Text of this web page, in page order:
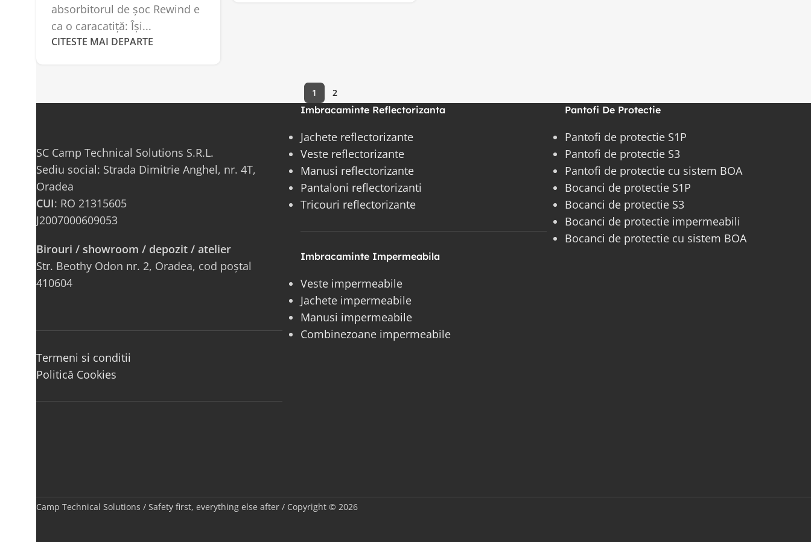
absorbitorul de șoc Rewind e
ca o caracatiță: Își...
CITESTE MAI DEPARTE
1 2
SC Camp Technical Solutions S.R.L.
Sediu social: Strada Dimitrie Anghel, nr. 4T,
Oradea
CUI: RO 21315605
J2007000609053
Birouri / showroom / depozit / atelier
Str. Beothy Odon nr. 2, Oradea, cod poștal
410604
Termeni si conditii
Politică Cookies
Imbracaminte Reflectorizanta
Jachete reflectorizante
Veste reflectorizante
Manusi reflectorizante
Pantaloni reflectorizanti
Tricouri reflectorizante
Imbracaminte Impermeabila
Veste impermeabile
Jachete impermeabile
Manusi impermeabile
Combinezoane impermeabile
Pantofi De Protectie
Pantofi de protectie S1P
Pantofi de protectie S3
Pantofi de protectie cu sistem BOA
Bocanci de protectie S1P
Bocanci de protectie S3
Bocanci de protectie impermeabili
Bocanci de protectie cu sistem BOA
Camp Technical Solutions / Safety first, everything else after / Copyright © 2026